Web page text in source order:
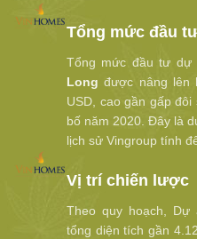
Tổng mức đầu
Tổng mức đầu tư
Long được nâng lên
USD, cao gần gấp
bố năm 2020. Đây là
lịch sử Vingroup tính
Vị trí chiến lược
Theo quy hoạch, Dự
tổng diện tích gần